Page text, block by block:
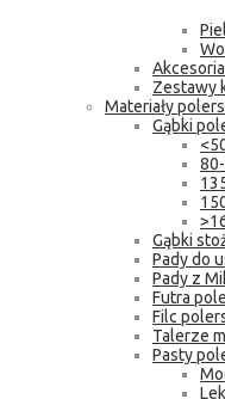
Zestawy
Materiały
Gąbki
Gąbki
Pady do
Pady z
Futra
Filc
Talerze
Pasty